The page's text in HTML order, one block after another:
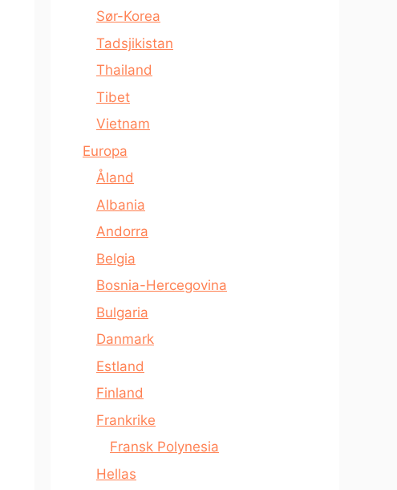
Sør-Korea
Tadsjikistan
Thailand
Tibet
Vietnam
Europa
Åland
Albania
Andorra
Belgia
Bosnia-Hercegovina
Bulgaria
Danmark
Estland
Finland
Frankrike
Fransk Polynesia
Hellas